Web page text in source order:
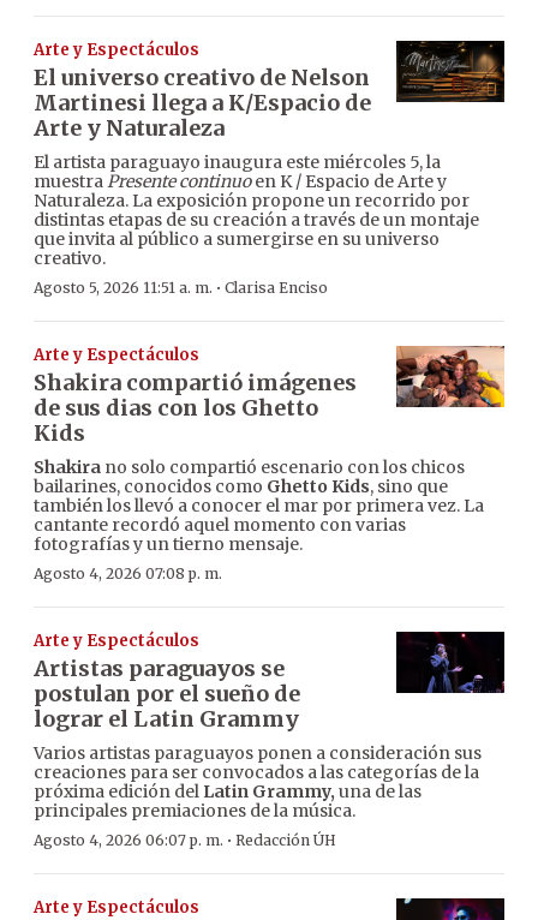
Arte y Espectáculos
El universo creativo de Nelson
Martinesi llega a K/Espacio de
Arte y Naturaleza
El artista paraguayo inaugura este miércoles 5, la
muestraPresente continuoen K / Espacio de Arte y
Naturaleza. La exposición propone un recorrido por
distintas etapas de su creación a través de un montaje
que invita al público a sumergirse en su universo
creativo.
Agosto 5, 2026 11:51 a. m. · Clarisa Enciso
Arte y Espectáculos
Shakira compartió imágenes
de sus dias con los Ghetto
Kids
Shakira no solo compartió escenario con los chicos
bailarines, conocidos como Ghetto Kids, sino que
también los llevó a conocer el mar por primera vez. La
cantante recordó aquel momento con varias
fotografías y un tierno mensaje.
Agosto 4, 2026 07:08 p. m.
Arte y Espectáculos
Artistas paraguayos se
postulan por el sueño de
lograr el Latin Grammy
Varios artistas paraguayos ponen a consideración sus
creaciones para ser convocados a las categorías de la
próxima edición del Latin Grammy, una de las
principales premiaciones de la música.
Agosto 4, 2026 06:07 p. m. · Redacción ÚH
Arte y Espectáculos